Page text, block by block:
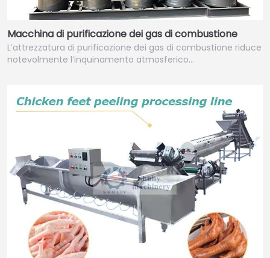
Macchina di purificazione dei gas di combustione
L’attrezzatura di purificazione dei gas di combustione riduce
notevolmente l’inquinamento atmosferico…